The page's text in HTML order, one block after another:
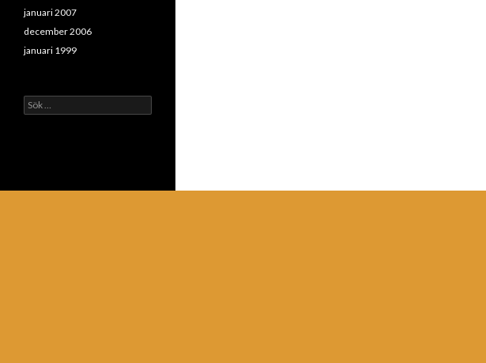
januari 2007
december 2006
januari 1999
Sök
efter: